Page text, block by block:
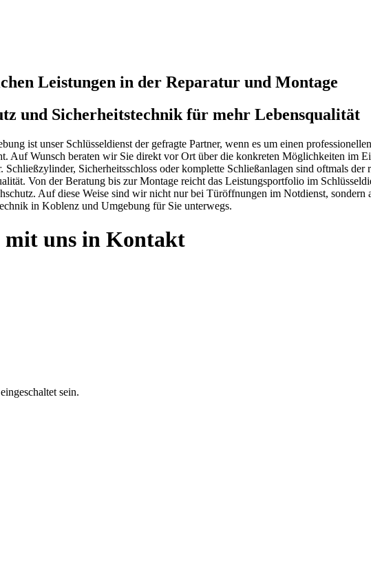
Leistungen in der Reparatur und Montage
und Sicherheitstechnik für mehr Lebensqualität
ist unser Schlüsseldienst der gefragte Partner, wenn es um einen
Auf Wunsch beraten wir Sie direkt vor Ort über die konkreten Möglichkeiten im
Schließzylinder, Sicherheitsschloss oder komplette Schließanlagen sind oftmals
Von der Beratung bis zur Montage reicht das Leistungsportfolio im
Auf diese Weise sind wir nicht nur bei Türöffnungen im Notdienst, sondern
in Koblenz und Umgebung für Sie unterwegs.
mit uns in Kontakt
sein.